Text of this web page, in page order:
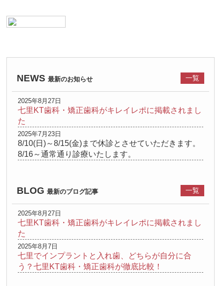
NEWS 最新のお知らせ 一覧
2025年8月27日
七里KT歯科・矯正歯科がキレイレポに掲載されまし
た
2025年7月23日
8/10(日)～8/15(金)まで休診とさせていただきます。
8/16～通常通り診療いたします。
BLOG 最新のブログ記事 一覧
2025年8月27日
七里KT歯科・矯正歯科がキレイレポに掲載されまし
た
2025年8月7日
七里でインプラントと入れ歯、どちらが自分に合
う？七里KT歯科・矯正歯科が徹底比較！